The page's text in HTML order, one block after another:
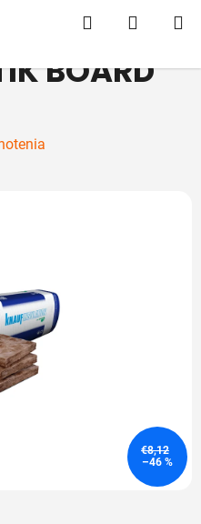
Hľadať
BOARD
€8,12
–46 %